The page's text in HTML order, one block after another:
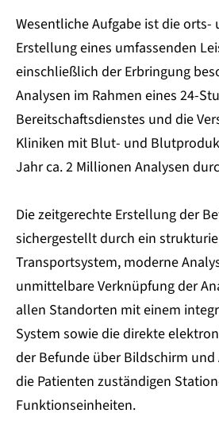
Wesentliche Aufgabe ist die orts-
Erstellung eines umfassenden
einschließlich der Erbringung
Analysen im Rahmen eines 24-
Bereitschaftsdienstes und die
Kliniken mit Blut- und
Jahr ca. 2 Millionen Analysen
Die zeitgerechte Erstellung der
sichergestellt durch ein
Transportsystem, moderne
unmittelbare Verknüpfung der
allen Standorten mit einem
System sowie die direkte
der Befunde über Bildschirm
die Patienten zuständigen
Funktionseinheiten.